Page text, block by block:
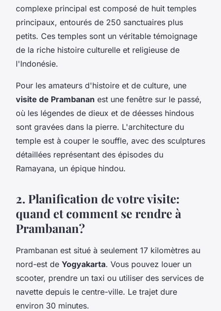
complexe principal est composé de huit temples
principaux, entourés de 250 sanctuaires plus
petits. Ces temples sont un véritable témoignage
de la riche histoire culturelle et religieuse de
l'Indonésie.
Pour les amateurs d'histoire et de culture, une
visite de Prambanan est une fenêtre sur le passé,
où les légendes de dieux et de déesses hindous
sont gravées dans la pierre. L'architecture du
temple est à couper le souffle, avec des sculptures
détaillées représentant des épisodes du
Ramayana, un épique hindou.
2. Planification de votre visite:
quand et comment se rendre à
Prambanan?
Prambanan est situé à seulement 17 kilomètres au
nord-est de Yogyakarta. Vous pouvez louer un
scooter, prendre un taxi ou utiliser des services de
navette depuis le centre-ville. Le trajet dure
environ 30 minutes.